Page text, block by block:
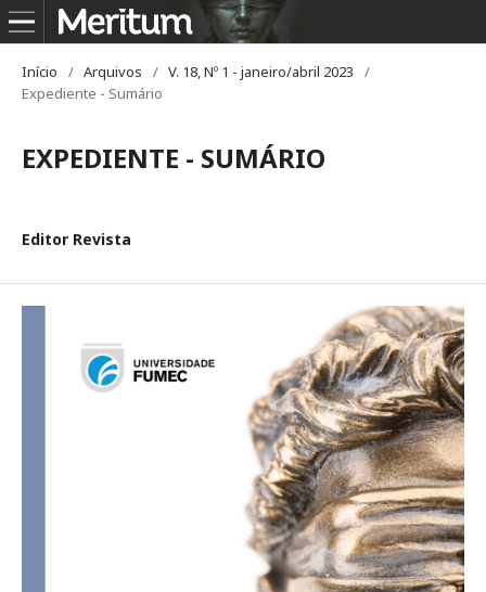
Início / Arquivos / V. 18, Nº 1 - janeiro/abril 2023
/
Expediente - Sumário
EXPEDIENTE - SUMÁRIO
Editor Revista